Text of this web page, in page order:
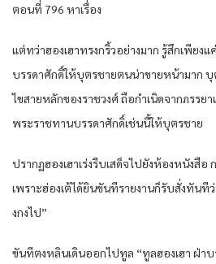
ตอนที่ 796 หาเรื่อง
แต่ทว่าฮองเฮาทรงกริ้วอย่างมาก รู้สึกเพียง
บรรดาศักดิ์ให้บุตรชายตนน่าขายหน้ามาก บุ
ไขสายหลักของราชวงศ์ ถือกำเนิดจากภรรยา
พระราชทานบรรดาศักดิ์เช่นนี้ให้บุตรชาย
ปรากฏฮองเฮาเร่งรีบเสด็จไปยังห้องหนังสือ
เพราะฮ่องเต้ได้ยินขันทีรายงานก็รับสั่งทัน
งกงไป”
ขันทีตงหลินเดินออกไปทูล “ทูลฮองเฮา ฝ่า